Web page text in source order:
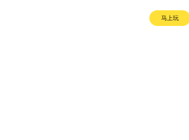
马上玩